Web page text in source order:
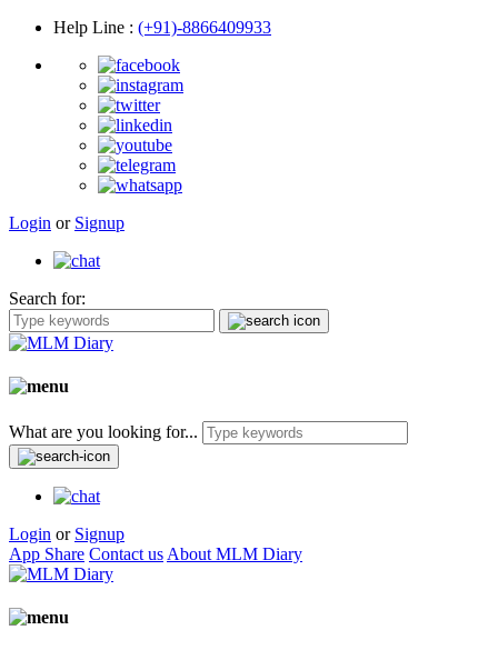
Help Line : (+91)-8866409933
Login or Signup
Search for:
What are you looking for...
Login or Signup
App Share Contact us About MLM Diary